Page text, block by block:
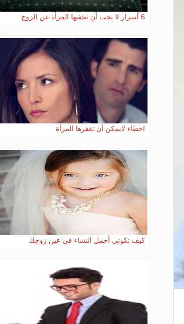
6 أسرار لا يجب أن تخفيها المرأة عن الزوج
اخطاء لايمكن أن تغفرها المرأة
كيف تكوني أجمل النساء في عين زوجك